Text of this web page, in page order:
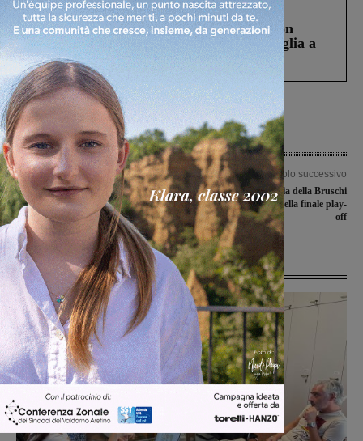
Cronaca 3 Agosto 2026
Scomparso da una struttura di Castiglion
Fiorentino l’uomo che aveva ucciso la figlia a
Levane nel 2020
Articolo precedente
Morto il regista Giambattista Assanti:
gir a San Giovanni le prime riprese de
“Il segreto di Hanna”
Articolo successivo
Sar Faenza l’avversaria della Bruschi
Basket San Giovanni nella finale play-
off
Ultime Notizie